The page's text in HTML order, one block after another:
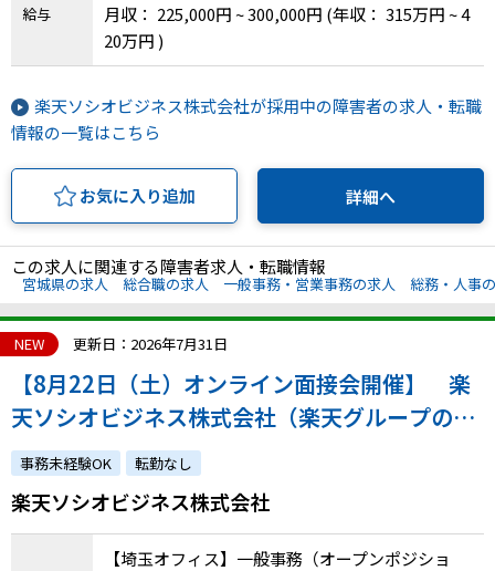
給与
月収： 225,000円 ~ 300,000円 (年収： 315万円 ~ 4
20万円 )
楽天ソシオビジネス株式会社が採用中の障害者の求人・転職
情報の一覧はこちら
お気に入り追加 詳細へ
この求人に関連する障害者求人・転職情報
宮城県の求人 総合職の求人 一般事務・営業事務の求人 総務・人事
NEW 更新日：2026年7月31日
【8月22日（土）オンライン面接会開催】 楽
天ソシオビジネス株式会社（楽天グループの特
例子会社◎障害の有無にかかわらずチャレンジ
できます）
事務未経験OK 転勤なし
楽天ソシオビジネス株式会社
【埼玉オフィス】一般事務（オープンポジショ